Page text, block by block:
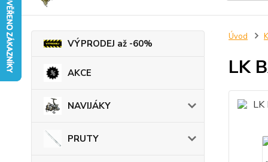
VÝPRODEJ až -60%
AKCE
NAVIJÁKY
PRUTY
Úvod
LK